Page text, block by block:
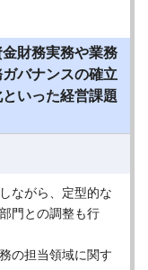
財務実務や業務
バナンスの確立
いった経営課題
ながら、定型的な
門との調整も行
の担当領域に関す